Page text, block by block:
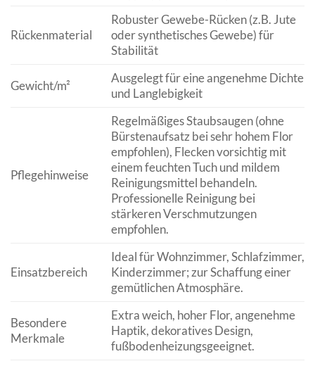
Rückenmaterial
Robuster Gewebe-Rücken (z.B. Jute
oder synthetisches Gewebe) für
Stabilität
Gewicht/m²
Ausgelegt für eine angenehme Dichte
und Langlebigkeit
Pflegehinweise
Regelmäßiges Staubsaugen (ohne
Bürstenaufsatz bei sehr hohem Flor
empfohlen), Flecken vorsichtig mit
einem feuchten Tuch und mildem
Reinigungsmittel behandeln.
Professionelle Reinigung bei
stärkeren Verschmutzungen
empfohlen.
Einsatzbereich
Ideal für Wohnzimmer, Schlafzimmer,
Kinderzimmer; zur Schaffung einer
gemütlichen Atmosphäre.
Besondere
Merkmale
Extra weich, hoher Flor, angenehme
Haptik, dekoratives Design,
fußbodenheizungsgeeignet.